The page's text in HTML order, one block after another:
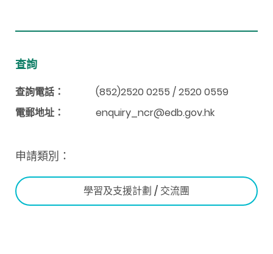
查詢
查詢電話：
(852)2520 0255 / 2520 0559
電郵地址：
enquiry_ncr@edb.gov.hk
申請類別：
學習及支援計劃 / 交流團